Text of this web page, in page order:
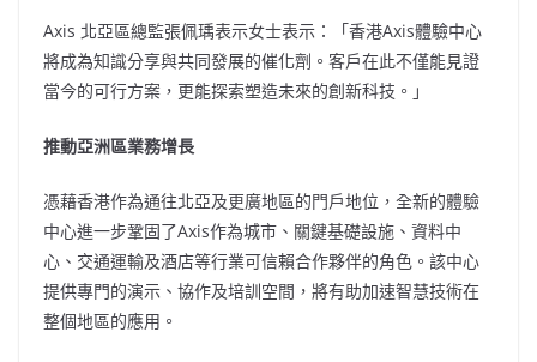
Axis 北亞區總監張佩瑀表示女士表示：「香港Axis體驗中心
將成為知識分享與共同發展的催化劑。客戶在此不僅能見證
當今的可行方案，更能探索塑造未來的創新科技。」
推動亞洲區業務增長
憑藉香港作為通往北亞及更廣地區的門戶地位，全新的體驗
中心進一步鞏固了Axis作為城市、關鍵基礎設施、資料中
心、交通運輸及酒店等行業可信賴合作夥伴的角色。該中心
提供專門的演示、協作及培訓空間，將有助加速智慧技術在
整個地區的應用。